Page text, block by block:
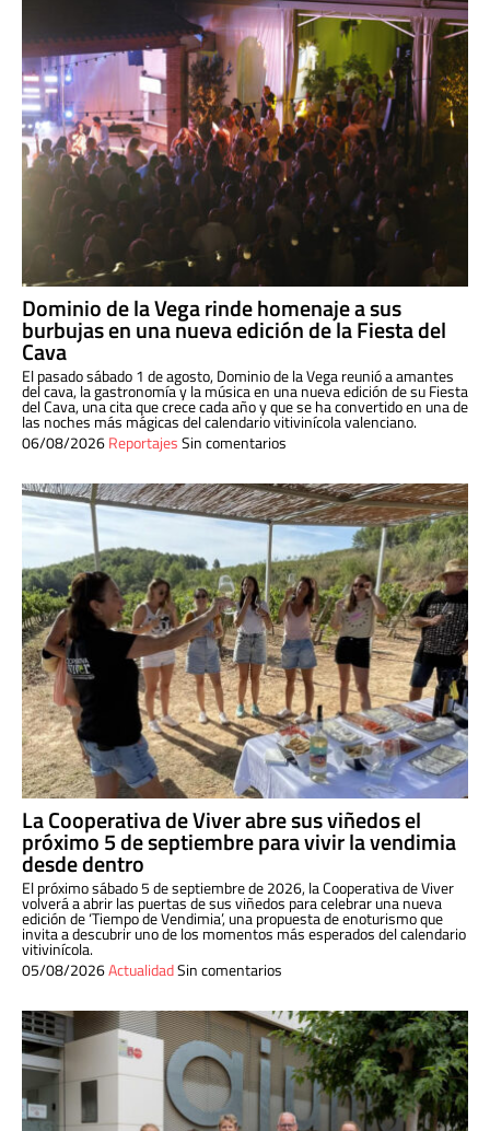
Dominio de la Vega rinde homenaje a sus
burbujas en una nueva edición de la Fiesta del
Cava
El pasado sábado 1 de agosto, Dominio de la Vega reunió a amantes
del cava, la gastronomía y la música en una nueva edición de su Fiesta
del Cava, una cita que crece cada año y que se ha convertido en una de
las noches más mágicas del calendario vitivinícola valenciano.
06/08/2026ReportajesSin comentarios
La Cooperativa de Viver abre sus viñedos el
próximo 5 de septiembre para vivir la vendimia
desde dentro
El próximo sábado 5 de septiembre de 2026, la Cooperativa de Viver
volverá a abrir las puertas de sus viñedos para celebrar una nueva
edición de ‘Tiempo de Vendimia’, una propuesta de enoturismo que
invita a descubrir uno de los momentos más esperados del calendario
vitivinícola.
05/08/2026ActualidadSin comentarios